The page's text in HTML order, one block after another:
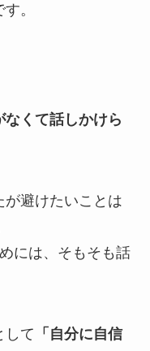
。
くて話しかけら
避けたいことは
には、そもそも話
して 「自分に自信